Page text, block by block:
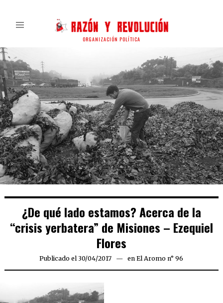
ORGANIZACIÓN POLÍTICA
¿De qué lado estamos? Acerca de la
“crisis yerbatera” de Misiones – Ezequiel
Flores
Publicado el 30/04/2017 24/05/2017
en El Aromo n° 96